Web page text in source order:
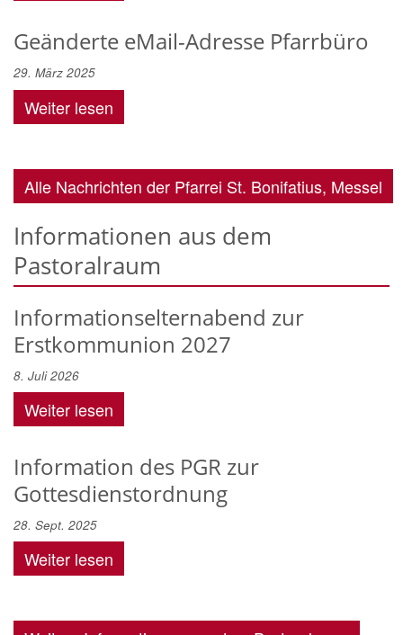
Geänderte eMail-Adresse Pfarrbüro
29. März 2025
Weiter lesen
Alle Nachrichten der Pfarrei St. Bonifatius, Messel
Informationen aus dem
Pastoralraum
Informationselternabend zur
Erstkommunion 2027
8. Juli 2026
Weiter lesen
Information des PGR zur
Gottesdienstordnung
28. Sept. 2025
Weiter lesen